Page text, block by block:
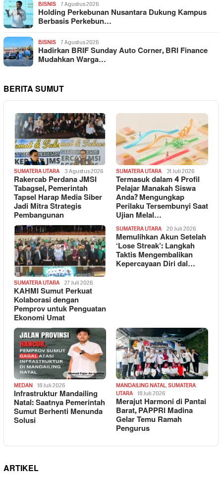
BISNIS 7 Agustus 2026
Holding Perkebunan Nusantara Dukung Kampus
Berbasis Perkebun…
BISNIS 7 Agustus 2026
Hadirkan BRIF Sunday Auto Corner, BRI Finance
Mudahkan Warga…
BERITA SUMUT
SUMATERA UTARA 3 Agustus 2026
Rakercab Perdana JMSI
Tabagsel, Pemerintah
Tapsel Harap Media Siber
Jadi Mitra Strategis
Pembangunan
SUMATERA UTARA 31 Juli 2026
Termasuk dalam 4 Profil
Pelajar Manakah Siswa
Anda? Mengungkap
Perilaku Tersembunyi Saat
Ujian Melal…
SUMATERA UTARA 27 Juli 2026
KAHMI Sumut Perkuat
Kolaborasi dengan
Pemprov untuk Penguatan
Ekonomi Umat
SUMATERA UTARA 20 Juli 2026
Memulihkan Akun Setelah
‘Lose Streak’: Langkah
Taktis Mengembalikan
Kepercayaan Diri dal…
MEDAN 18 Juli 2026
Infrastruktur Mandailing
Natal: Saatnya Pemerintah
Sumut Berhenti Menunda
Solusi
MANDAILING NATAL, SUMATERA
UTARA
18 Juli 2026
Merajut Harmoni di Pantai
Barat, PAPPRI Madina
Gelar Temu Ramah
Pengurus
ARTIKEL